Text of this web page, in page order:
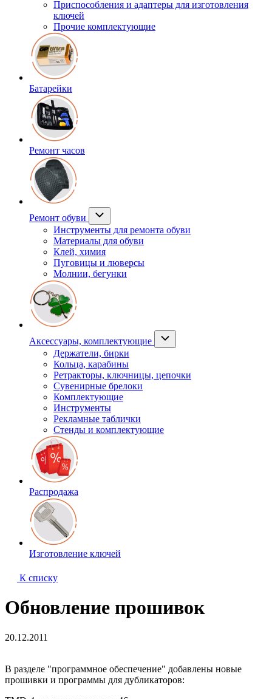
Приспособления и адаптеры для изготовления
ключей
Прочие комплектующие
Батарейки
Ремонт часов
Ремонт обуви
Инструменты для ремонта обуви
Материалы для обуви
Клей, химия
Пуговицы и люверсы
Молнии, бегунки
Аксессуары, комплектующие
Держатели, бирки
Кольца, карабины
Ретракторы, ключницы, цепочки
Сувенирные брелоки
Комплектующие
Инструменты
Рекламные таблички
Стенды и комплектующие
Распродажа
Изготовление ключей
К списку
Обновление прошивок
20.12.2011
В разделе "программное обеспечение" добавлены новые
прошивки и программы для дубликаторов: